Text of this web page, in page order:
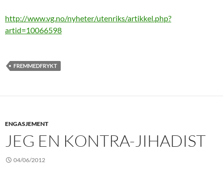
http://www.vg.no/nyheter/utenriks/artikkel.php?
artid=10066598
FREMMEDFRYKT
ENGASJEMENT
JEG EN KONTRA-JIHADIST
04/06/2012